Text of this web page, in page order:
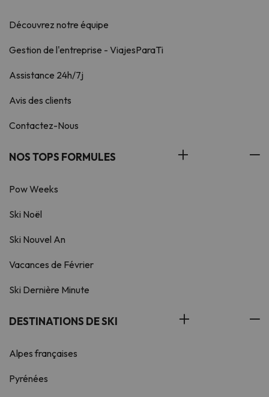
Découvrez notre équipe
Gestion de l'entreprise - ViajesParaTi
Assistance 24h/7j
Avis des clients
Contactez-Nous
NOS TOPS FORMULES
Pow Weeks
Ski Noël
Ski Nouvel An
Vacances de Février
Ski Dernière Minute
DESTINATIONS DE SKI
Alpes françaises
Pyrénées